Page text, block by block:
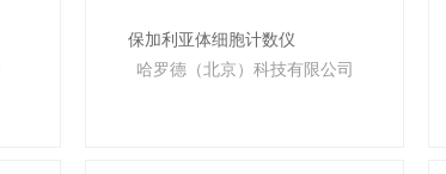
保加利亚体细胞计数仪
哈罗德（北京）科技有限公司